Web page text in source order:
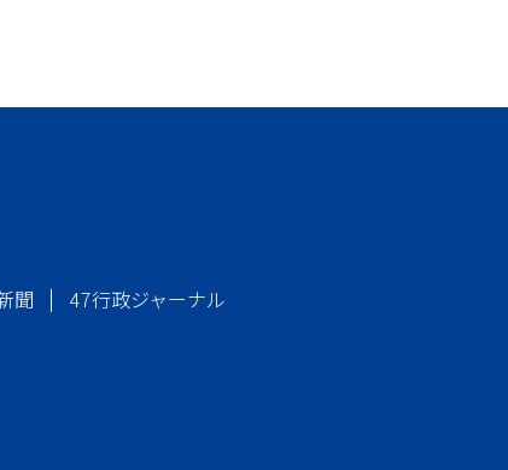
聞 47行政ジャーナル